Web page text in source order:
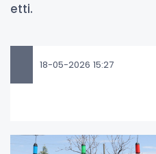
etti.
18-05-2026 15:27